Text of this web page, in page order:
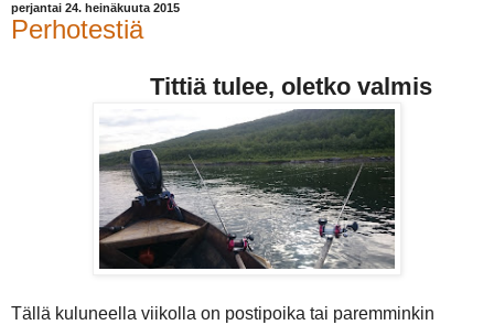
perjantai 24. heinäkuuta 2015
Perhotestiä
Tittiä tulee, oletko valmis
Tällä kuluneella viikolla on postipoika tai paremminkin